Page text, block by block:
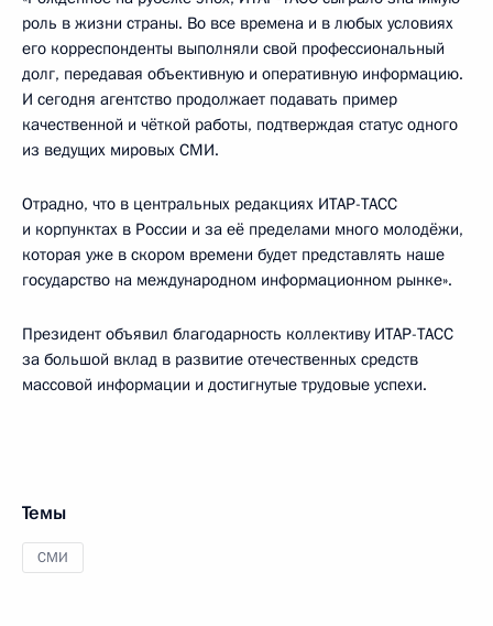
роль в жизни страны. Во все времена и в любых условиях
его корреспонденты выполняли свой профессиональный
долг, передавая объективную и оперативную информацию.
И сегодня агентство продолжает подавать пример
качественной и чёткой работы, подтверждая статус одного
из ведущих мировых СМИ.
Отрадно, что в центральных редакциях ИТАР-ТАСС
и корпунктах в России и за её пределами много молодёжи,
которая уже в скором времени будет представлять наше
государство на международном информационном рынке».
Президент объявил благодарность коллективу ИТАР-ТАСС
за большой вклад в развитие отечественных средств
массовой информации и достигнутые трудовые успехи.
Темы
СМИ